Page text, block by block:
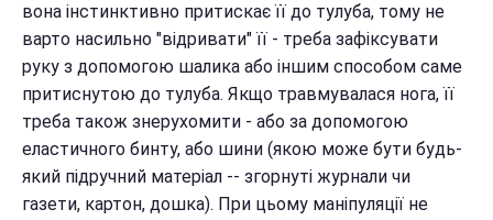
вона інстинктивно притискає її до тулуба, тому не
варто насильно "відривати" її - треба зафіксувати
руку з допомогою шалика або іншим способом саме
притиснутою до тулуба. Якщо травмувалася нога, її
треба також знерухомити - або за допомогою
еластичного бинту, або шини (якою може бути будь-
який пiдручний матерiал -- згорнутi журнали чи
газети, картон, дошка). При цьому манiпуляцiї не